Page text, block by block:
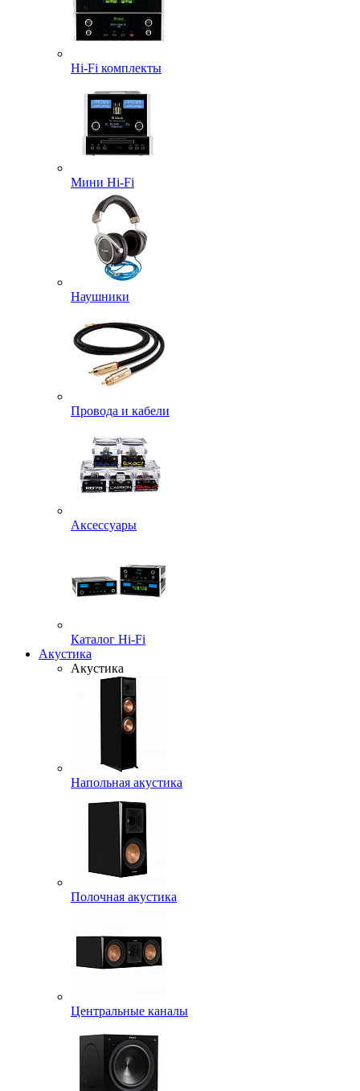
Hi-Fi комплекты
Мини Hi-Fi
Наушники
Провода и кабели
Аксессуары
Каталог Hi-Fi
Акустика
Акустика
Напольная акустика
Полочная акустика
Центральные каналы